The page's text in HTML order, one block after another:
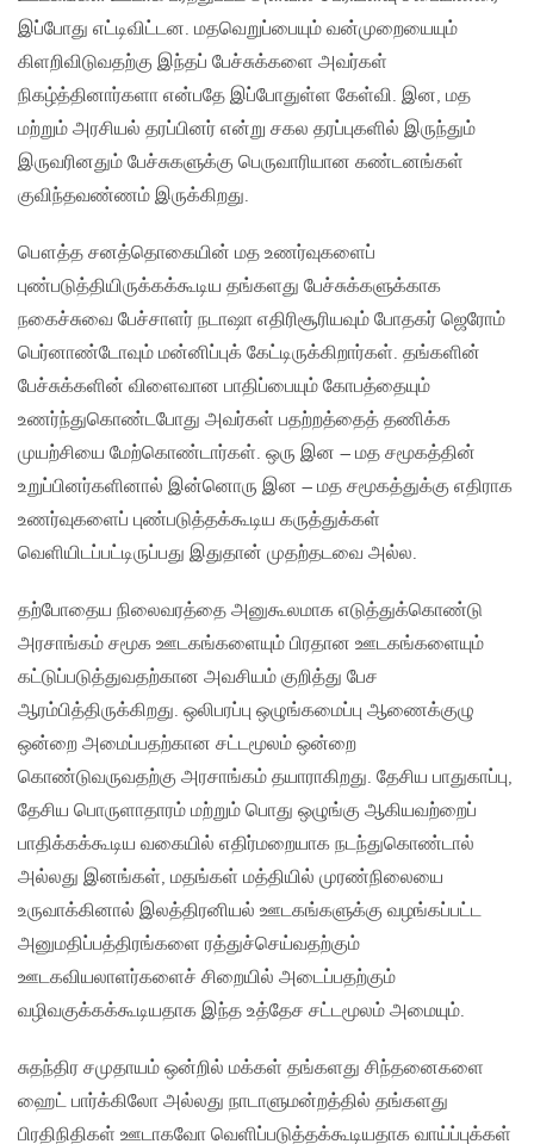
இப்போது எட்டிவிட்டன. மதவெறுப்பையும் வன்முறையையும்
கிளறிவிடுவதற்கு இந்தப் பேச்சுக்களை அவர்கள்
நிகழ்த்தினார்களா என்பதே இப்போதுள்ள கேள்வி. இன, மத
மற்றும் அரசியல் தரப்பினர் என்று சகல தரப்புகளில் இருந்தும்
இருவரினதும் பேச்சுகளுக்கு பெருவாரியான கண்டனங்கள்
குவிந்தவண்ணம் இருக்கிறது.
பௌத்த சனத்தொகையின் மத உணர்வுகளைப்
புண்படுத்தியிருக்கக்கூடிய தங்களது பேச்சுக்களுக்காக
நகைச்சுவை பேச்சாளர் நடாஷா எதிரிசூரியவும் போதகர் ஜெரோம்
பெர்னாண்டோவும் மன்னிப்புக் கேட்டிருக்கிறார்கள். தங்களின்
பேச்சுக்களின் விளைவான பாதிப்பையும் கோபத்தையும்
உணர்ந்துகொண்டபோது அவர்கள் பதற்றத்தைத் தணிக்க
முயற்சியை மேற்கொண்டார்கள். ஒரு இன – மத சமூகத்தின்
உறுப்பினர்களினால் இன்னொரு இன – மத சமூகத்துக்கு எதிராக
உணர்வுகளைப் புண்படுத்தக்கூடிய கருத்துக்கள்
வெளியிடப்பட்டிருப்பது இதுதான் முதற்தடவை அல்ல.
தற்போதைய நிலைவரத்தை அனுகூலமாக எடுத்துக்கொண்டு
அரசாங்கம் சமூக ஊடகங்களையும் பிரதான ஊடகங்களையும்
கட்டுப்படுத்துவதற்கான அவசியம் குறித்து பேச
ஆரம்பித்திருக்கிறது. ஒலிபரப்பு ஒழுங்கமைப்பு ஆணைக்குழு
ஒன்றை அமைப்பதற்கான சட்டமூலம் ஒன்றை
கொண்டுவருவதற்கு அரசாங்கம் தயாராகிறது. தேசிய பாதுகாப்பு,
தேசிய பொருளாதாரம் மற்றும் பொது ஒழுங்கு ஆகியவற்றைப்
பாதிக்கக்கூடிய வகையில் எதிர்மறையாக நடந்துகொண்டால்
அல்லது இனங்கள், மதங்கள் மத்தியில் முரண்நிலையை
உருவாக்கினால் இலத்திரனியல் ஊடகங்களுக்கு வழங்கப்பட்ட
அனுமதிப்பத்திரங்களை ரத்துச்செய்வதற்கும்
ஊடகவியலாளர்களைச் சிறையில் அடைப்பதற்கும்
வழிவகுக்கக்கூடியதாக இந்த உத்தேச சட்டமூலம் அமையும்.
சுதந்திர சமுதாயம் ஒன்றில் மக்கள் தங்களது சிந்தனைகளை
ஹைட் பார்க்கிலோ அல்லது நாடாளுமன்றத்தில் தங்களது
பிரதிநிதிகள் ஊடாகவோ வெளிப்படுத்தக்கூடியதாக வாய்ப்புக்கள்